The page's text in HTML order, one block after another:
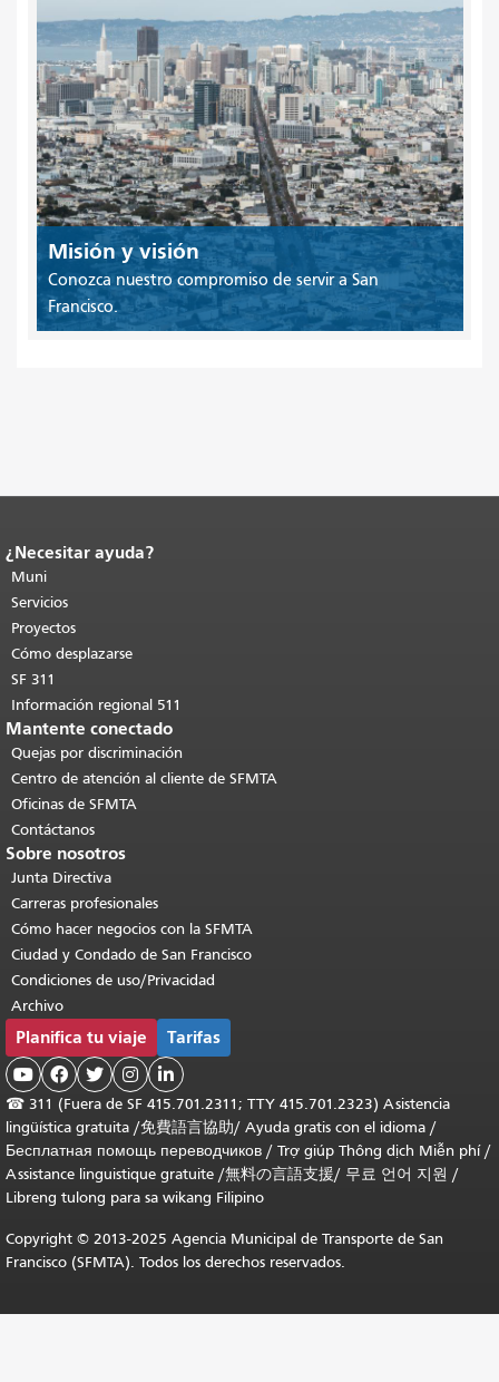
Misión y visión
Conozca nuestro compromiso de servir a San
Francisco.
Fin del contenido de la página.
de esta página se repite en todas las
páginas.Volver al principio del
contenido principal
¿Necesitar ayuda?
Muni
Servicios
Proyectos
Cómo desplazarse
SF 311
Información regional 511
Mantente conectado
Quejas por discriminación
Centro de atención al cliente de SFMTA
Oficinas de SFMTA
Contáctanos
Sobre nosotros
Junta Directiva
Carreras profesionales
Cómo hacer negocios con la SFMTA
Ciudad y Condado de San Francisco
Condiciones de uso/Privacidad
Archivo
Planifica tu viaje Tarifas
    
☎ 311 (Fuera de SF 415.701.2311; TTY 415.701.2323) Asistencia
lingüística gratuita /免費語言協助/ Ayuda gratis con el idioma /
Бесплатная помощь переводчиков / Trợ giúp Thông dịch Miễn phí/
Assistance linguistique gratuite /無料の言語支援/ 무료 언어 지원 /
Libreng tulong para sa wikang Filipino
Copyright © 2013-2025 Agencia Municipal de Transporte de San
Francisco (SFMTA). Todos los derechos reservados.